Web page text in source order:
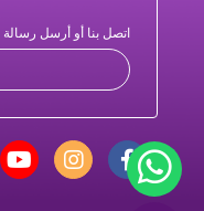
اتصل بنا أو أرسل